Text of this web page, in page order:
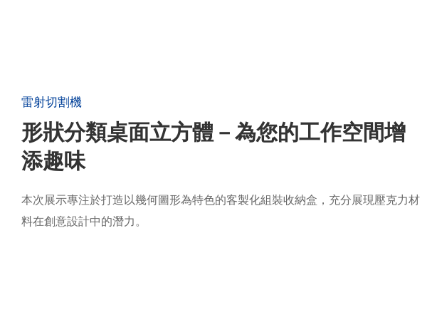
雷射切割機
形狀分類桌面立方體－為您的工作空間增
添趣味
本次展示專注於打造以幾何圖形為特色的客製化組裝收納盒，充分展現壓克力材
料在創意設計中的潛力。